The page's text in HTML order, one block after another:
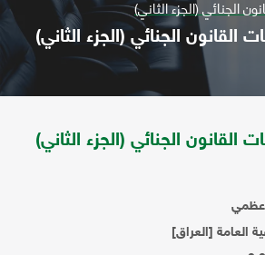
(الجزء الثاني)
الجنائي (الجزء الثاني)
الجنائي (الجزء الثاني)
العامة [العراق]